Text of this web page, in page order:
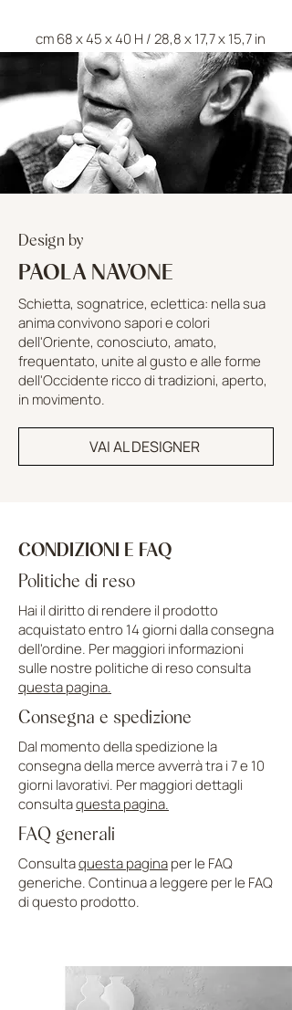
cm 68 x 45 x 40 H / 28,8 x 17,7 x 15,7 in
Design by
PAOLA NAVONE
Schietta, sognatrice, eclettica: nella sua
anima convivono sapori e colori
dell'Oriente, conosciuto, amato,
frequentato, unite al gusto e alle forme
dell'Occidente ricco di tradizioni, aperto,
in movimento.
VAI AL DESIGNER
CONDIZIONI E FAQ
Politiche di reso
Hai il diritto di rendere il prodotto
acquistato entro 14 giorni dalla consegna
dell'ordine. Per maggiori informazioni
sulle nostre politiche di reso consulta
questa pagina.
Consegna e spedizione
Dal momento della spedizione la
consegna della merce avverrà tra i 7 e 10
giorni lavorativi. Per maggiori dettagli
consultaquesta pagina.
FAQ generali
Consultaquesta paginaper le FAQ
generiche. Continua a leggere per le FAQ
di questo prodotto.